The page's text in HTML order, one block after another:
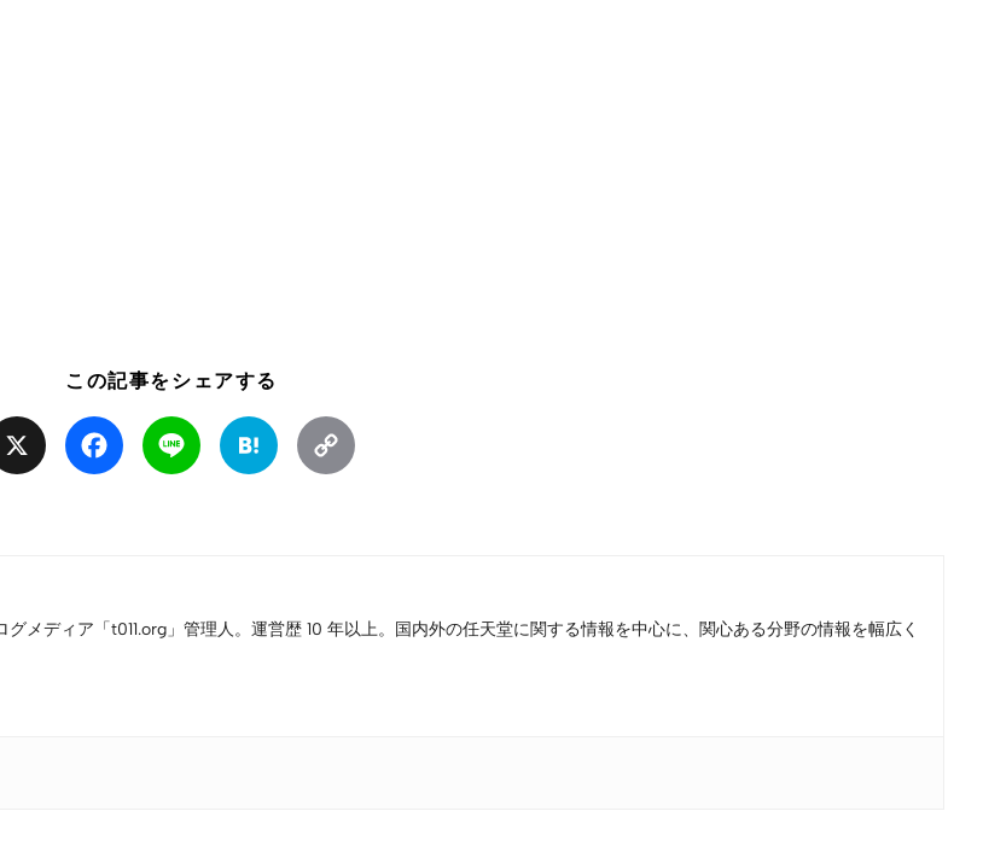
この記事をシェアする
Facebook Line Hatena
メディア「t011.org」管理人。運営歴 10 年以上。国内外の任天堂に関する情報を中心に、関心ある分野の情報を幅広く